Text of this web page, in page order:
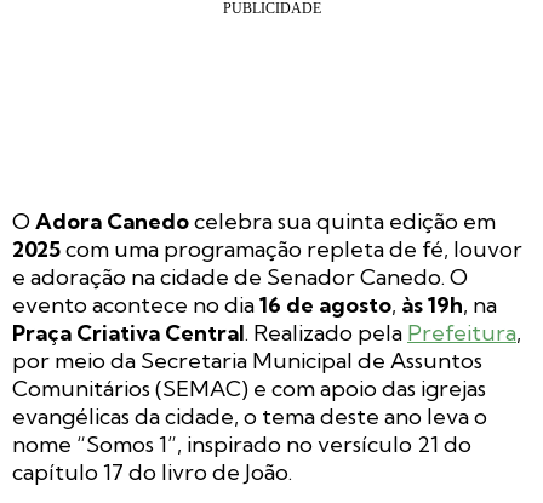
OAdora Canedocelebra sua quinta edição em
2025com uma programação repleta de fé, louvor
e adoração na cidade de Senador Canedo. O
evento acontece no dia16 de agosto, às 19h, na
Praça Criativa Central. Realizado pela Prefeitura,
por meio da Secretaria Municipal de Assuntos
Comunitários (SEMAC) e com apoio das igrejas
evangélicas da cidade, o tema deste ano leva o
nome “Somos 1”, inspirado no versículo 21 do
capítulo 17 do livro de João.